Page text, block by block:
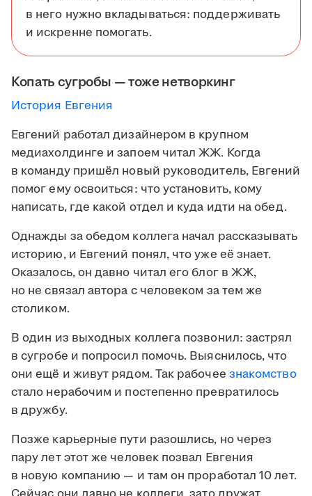
в него нужно вкладываться: поддерживать
и искренне помогать.
Копать сугробы — тоже нетворкинг
История Евгения
Евгений работал дизайнером в крупном
медиахолдинге и запоем читал ЖЖ. Когда
в команду пришёл новый руководитель, Евгений
помог ему освоиться: что установить, кому
написать, где какой отдел и куда идти на обед.
Однажды за обедом коллега начал рассказывать
историю, и Евгений понял, что уже её знает.
Оказалось, он давно читал его блог в ЖЖ,
но не связал автора с человеком за тем же
столиком.
В один из выходных коллега позвонил: застрял
в сугробе и попросил помочь. Выяснилось, что
они ещё и живут рядом. Так рабочее знакомство
стало нерабочим и постепенно превратилось
в дружбу.
Позже карьерные пути разошлись, но через
пару лет этот же человек позвал Евгения
в новую компанию — и там он проработал 10 лет.